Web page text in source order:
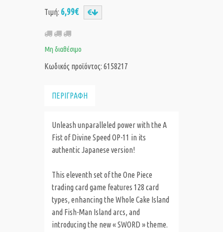
Τιμή: 6,99€
Μη διαθέσιμο
Κωδικός προϊόντος: 6158217
ΠΕΡΙΓΡΑΦΗ
Unleash unparalleled power with the A
Fist of Divine Speed OP-11 in its
authentic Japanese version!
This eleventh set of the One Piece
trading card game features 128 card
types, enhancing the Whole Cake Island
and Fish-Man Island arcs, and
introducing the new « SWORD » theme.